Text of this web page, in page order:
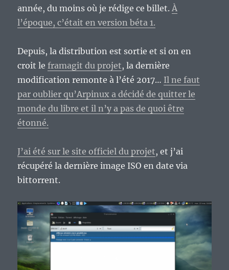
année, du moins où je rédige ce billet.À
l’époque, c’était en version béta 1.
Depuis, la distribution est sortie et si on en
croit leframagit du projet, la dernière
modification remonte à l’été 2017… Il ne faut
par oublier qu’Arpinux a décidé de quitter le
monde du libre et il n’y a pas de quoi être
étonné.
J’ai été sur le site officiel du projet, et j’ai
récupéré la dernière image ISO en date via
bittorrent.